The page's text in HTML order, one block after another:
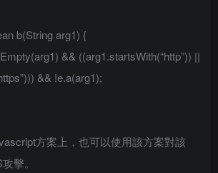
b(String arg1) {
&& ((arg1.startsWith(“http”)) ||
&& !e.a(arg1);
方案上，也可以使用該方案對該
擊。